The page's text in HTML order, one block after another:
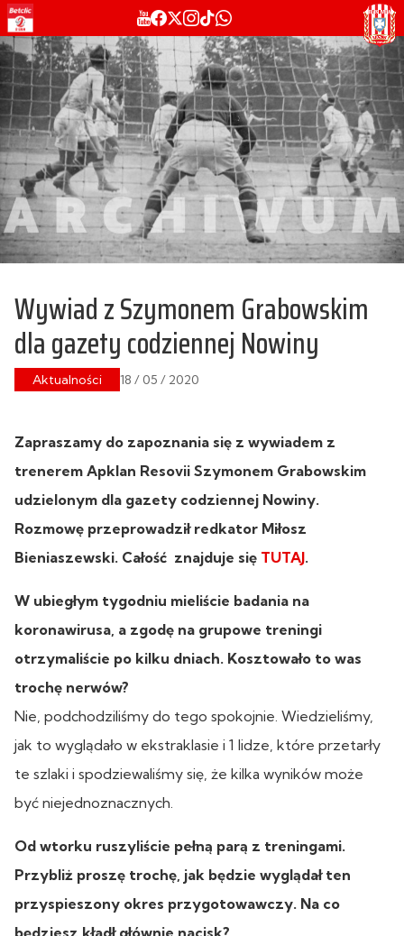
Wywiad z Szymonem Grabowskim
dla gazety codziennej Nowiny
Aktualności 18 / 05 / 2020
Zapraszamy do zapoznania się z wywiadem z
trenerem Apklan Resovii Szymonem Grabowskim
udzielonym dla gazety codziennej Nowiny.
Rozmowę przeprowadził redkator Miłosz
Bieniaszewski. Całość znajduje się TUTAJ.
W ubiegłym tygodniu mieliście badania na
koronawirusa, a zgodę na grupowe treningi
otrzymaliście po kilku dniach. Kosztowało to was
trochę nerwów?
Nie, podchodziliśmy do tego spokojnie. Wiedzieliśmy,
jak to wyglądało w ekstraklasie i 1 lidze, które przetarły
te szlaki i spodziewaliśmy się, że kilka wyników może
być niejednoznacznych.
Od wtorku ruszyliście pełną parą z treningami.
Przybliż proszę trochę, jak będzie wyglądał ten
przyspieszony okres przygotowawczy. Na co
będziesz kładł głównie nacisk?